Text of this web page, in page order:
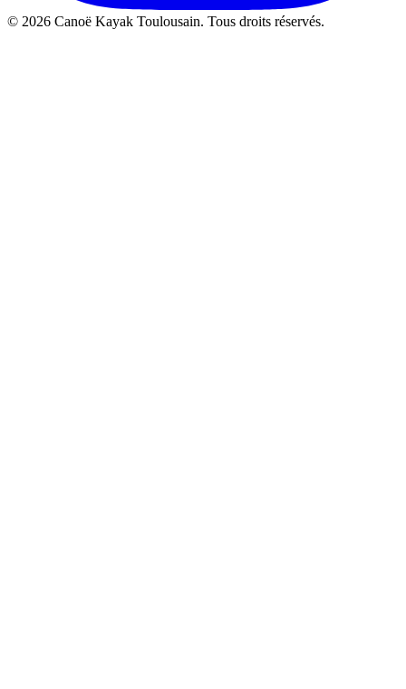
© 2026 Canoë Kayak Toulousain. Tous droits réservés.